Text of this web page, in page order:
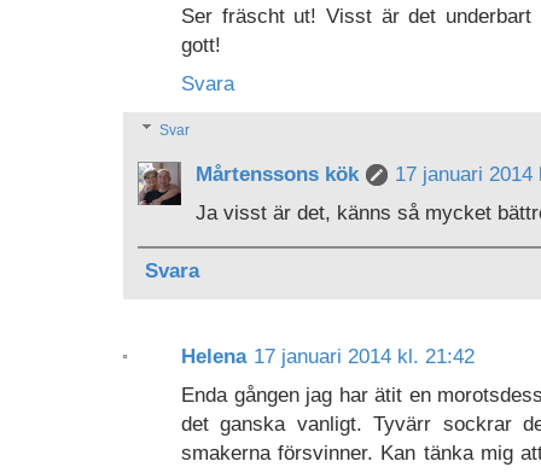
Ser fräscht ut! Visst är det
gott!
Svara
Svar
Mårtenssons kök
17 januari 2014
Ja visst är det, känns så mycket
Svara
Helena 17 januari 2014 kl. 21:42
Enda gången jag har ätit en
det ganska vanligt. Tyvärr sockrar
smakerna försvinner. Kan tänka mig